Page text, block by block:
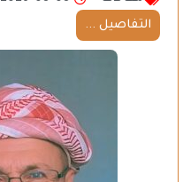
التفاصيل ...